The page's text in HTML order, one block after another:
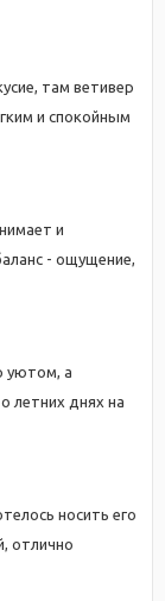
там ветивер
и спокойным
и
- ощущение,
уютом, а
летних днях на
носить его
отлично